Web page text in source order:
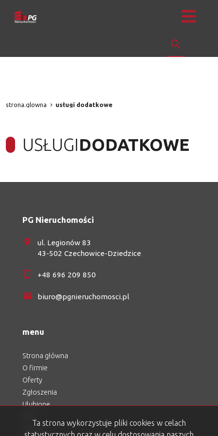
strona.glowna usługi dodatkowe
USŁUGIDODATKOWE
PG Nieruchomości
ul. Legionów 83
43-502 Czechowice-Dziedzice
+48 696 209 850
biuro@pgnieruchomosci.pl
menu
Strona główna
O firmie
Oferty
Zgłoszenia
Ulubione
Ta strona wykorzystuje pliki cookies w celach